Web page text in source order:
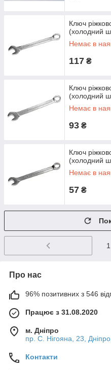
Ключ
(холодний
Немає в
117 ₴
Ключ
(холодний
Немає в
93 ₴
Ключ
(холодний
Немає в
57 ₴
1
Про нас
96% позитивних з 546
Працює з 31.08.2020
м. Дніпро
пр. С. Нігояна, 23,
Контакти